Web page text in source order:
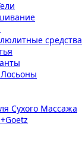
средства
Сухого Массажа